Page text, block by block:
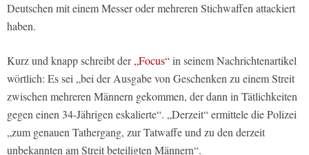
Deutschen mit einem Messer oder mehreren Stichwaffen attackiert
haben.
Kurz und knapp schreibt der„Focus“in seinem Nachrichtenartikel
wörtlich: Es sei „bei der Ausgabe von Geschenken zu einem Streit
zwischen mehreren Männern gekommen, der dann in Tätlichkeiten
gegen einen 34-Jährigen eskalierte“. „Derzeit“ ermittele die Polizei
„zum genauen Tathergang, zur Tatwaffe und zu den derzeit
unbekannten am Streit beteiligten Männern“.